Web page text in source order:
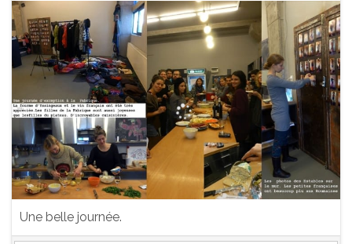
Une belle journée.